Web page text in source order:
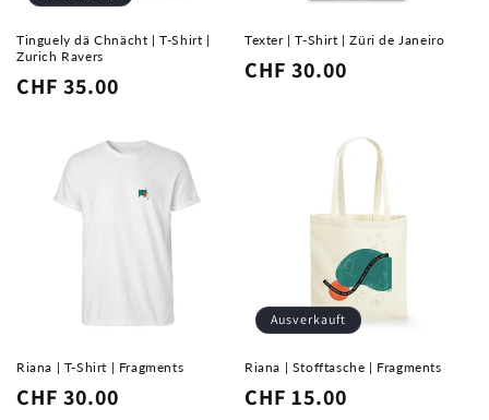
Tinguely dä Chnächt | T-Shirt |
Zurich Ravers
Normaler
CHF 35.00
Texter | T-Shirt | Züri de Janeiro
Normaler
CHF 30.00
Riana | T-Shirt | Fragments
Normaler
CHF 30.00
Ausverkauft
Riana | Stofftasche | Fragments
Normaler
CHF 15.00